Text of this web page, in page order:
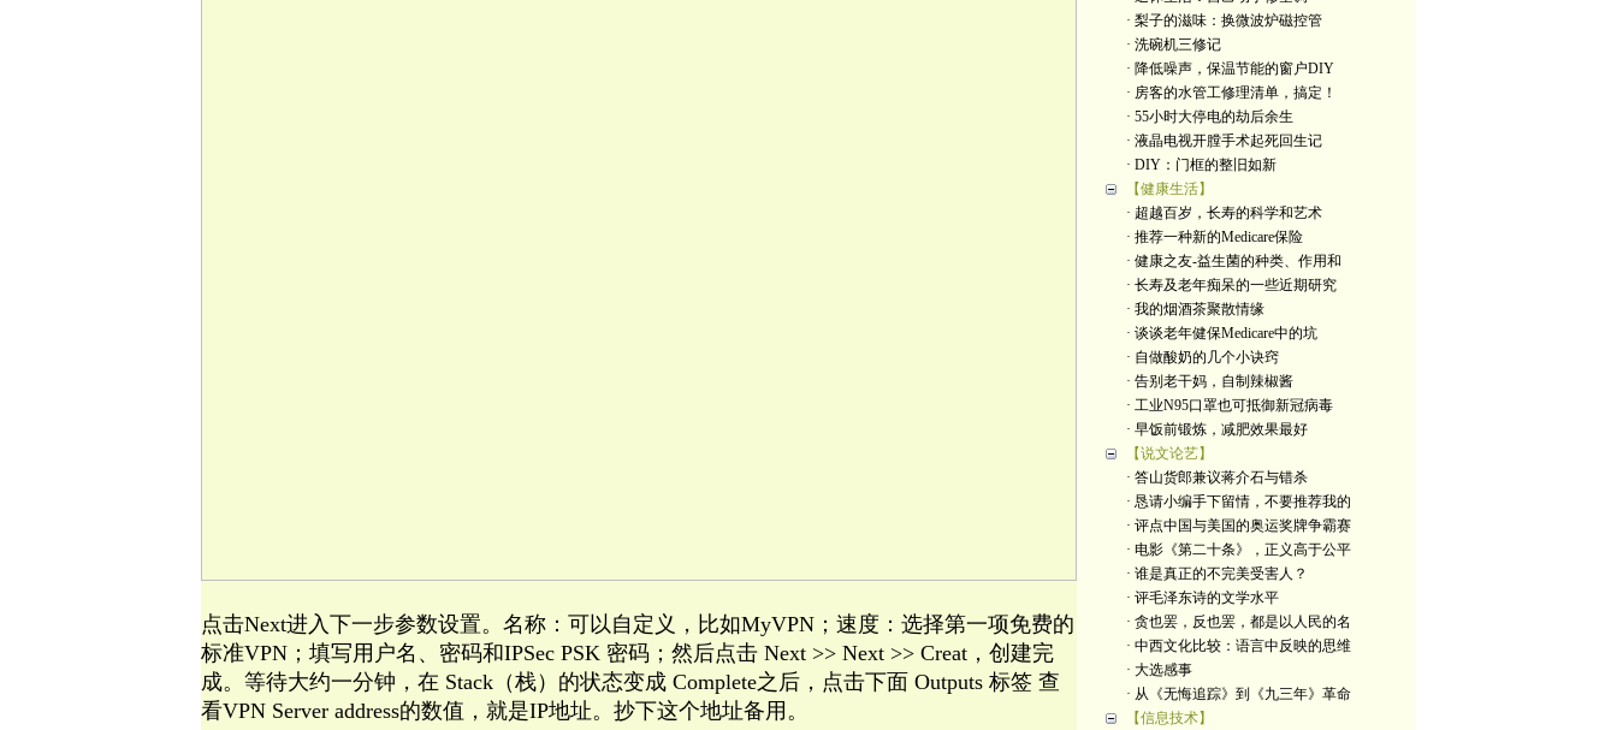
点击Next进入下一步参数设置。名称：可以自定义，比如MyVPN；速度：选择第一项免费的
标准VPN；填写用户名、密码和IPSec PSK 密码；然后点击 Next >> Next >> Creat，创建完
成。等待大约一分钟，在 Stack（栈）的状态变成 Complete之后，点击下面 Outputs 标签 查
看VPN Server address的数值，就是IP地址。抄下这个地址备用。
· 梨子的滋味：换微波炉磁控管
· 洗碗机三修记
· 降低噪声，保温节能的窗户DIY
· 房客的水管工修理清单，搞定！
· 55小时大停电的劫后余生
· 液晶电视开膛手术起死回生记
· DIY：门框的整旧如新
【健康生活】
· 超越百岁，长寿的科学和艺术
· 推荐一种新的Medicare保险
· 健康之友-益生菌的种类、作用和
· 长寿及老年痴呆的一些近期研究
· 我的烟酒茶聚散情缘
· 谈谈老年健保Medicare中的坑
· 自做酸奶的几个小诀窍
· 告别老干妈，自制辣椒酱
· 工业N95口罩也可抵御新冠病毒
· 早饭前锻炼，减肥效果最好
【说文论艺】
· 答山货郎兼议蒋介石与错杀
· 恳请小编手下留情，不要推荐我的
· 评点中国与美国的奥运奖牌争霸赛
· 电影《第二十条》，正义高于公平
· 谁是真正的不完美受害人？
· 评毛泽东诗的文学水平
· 贪也罢，反也罢，都是以人民的名
· 中西文化比较：语言中反映的思维
· 大选感事
· 从《无悔追踪》到《九三年》革命
【信息技术】